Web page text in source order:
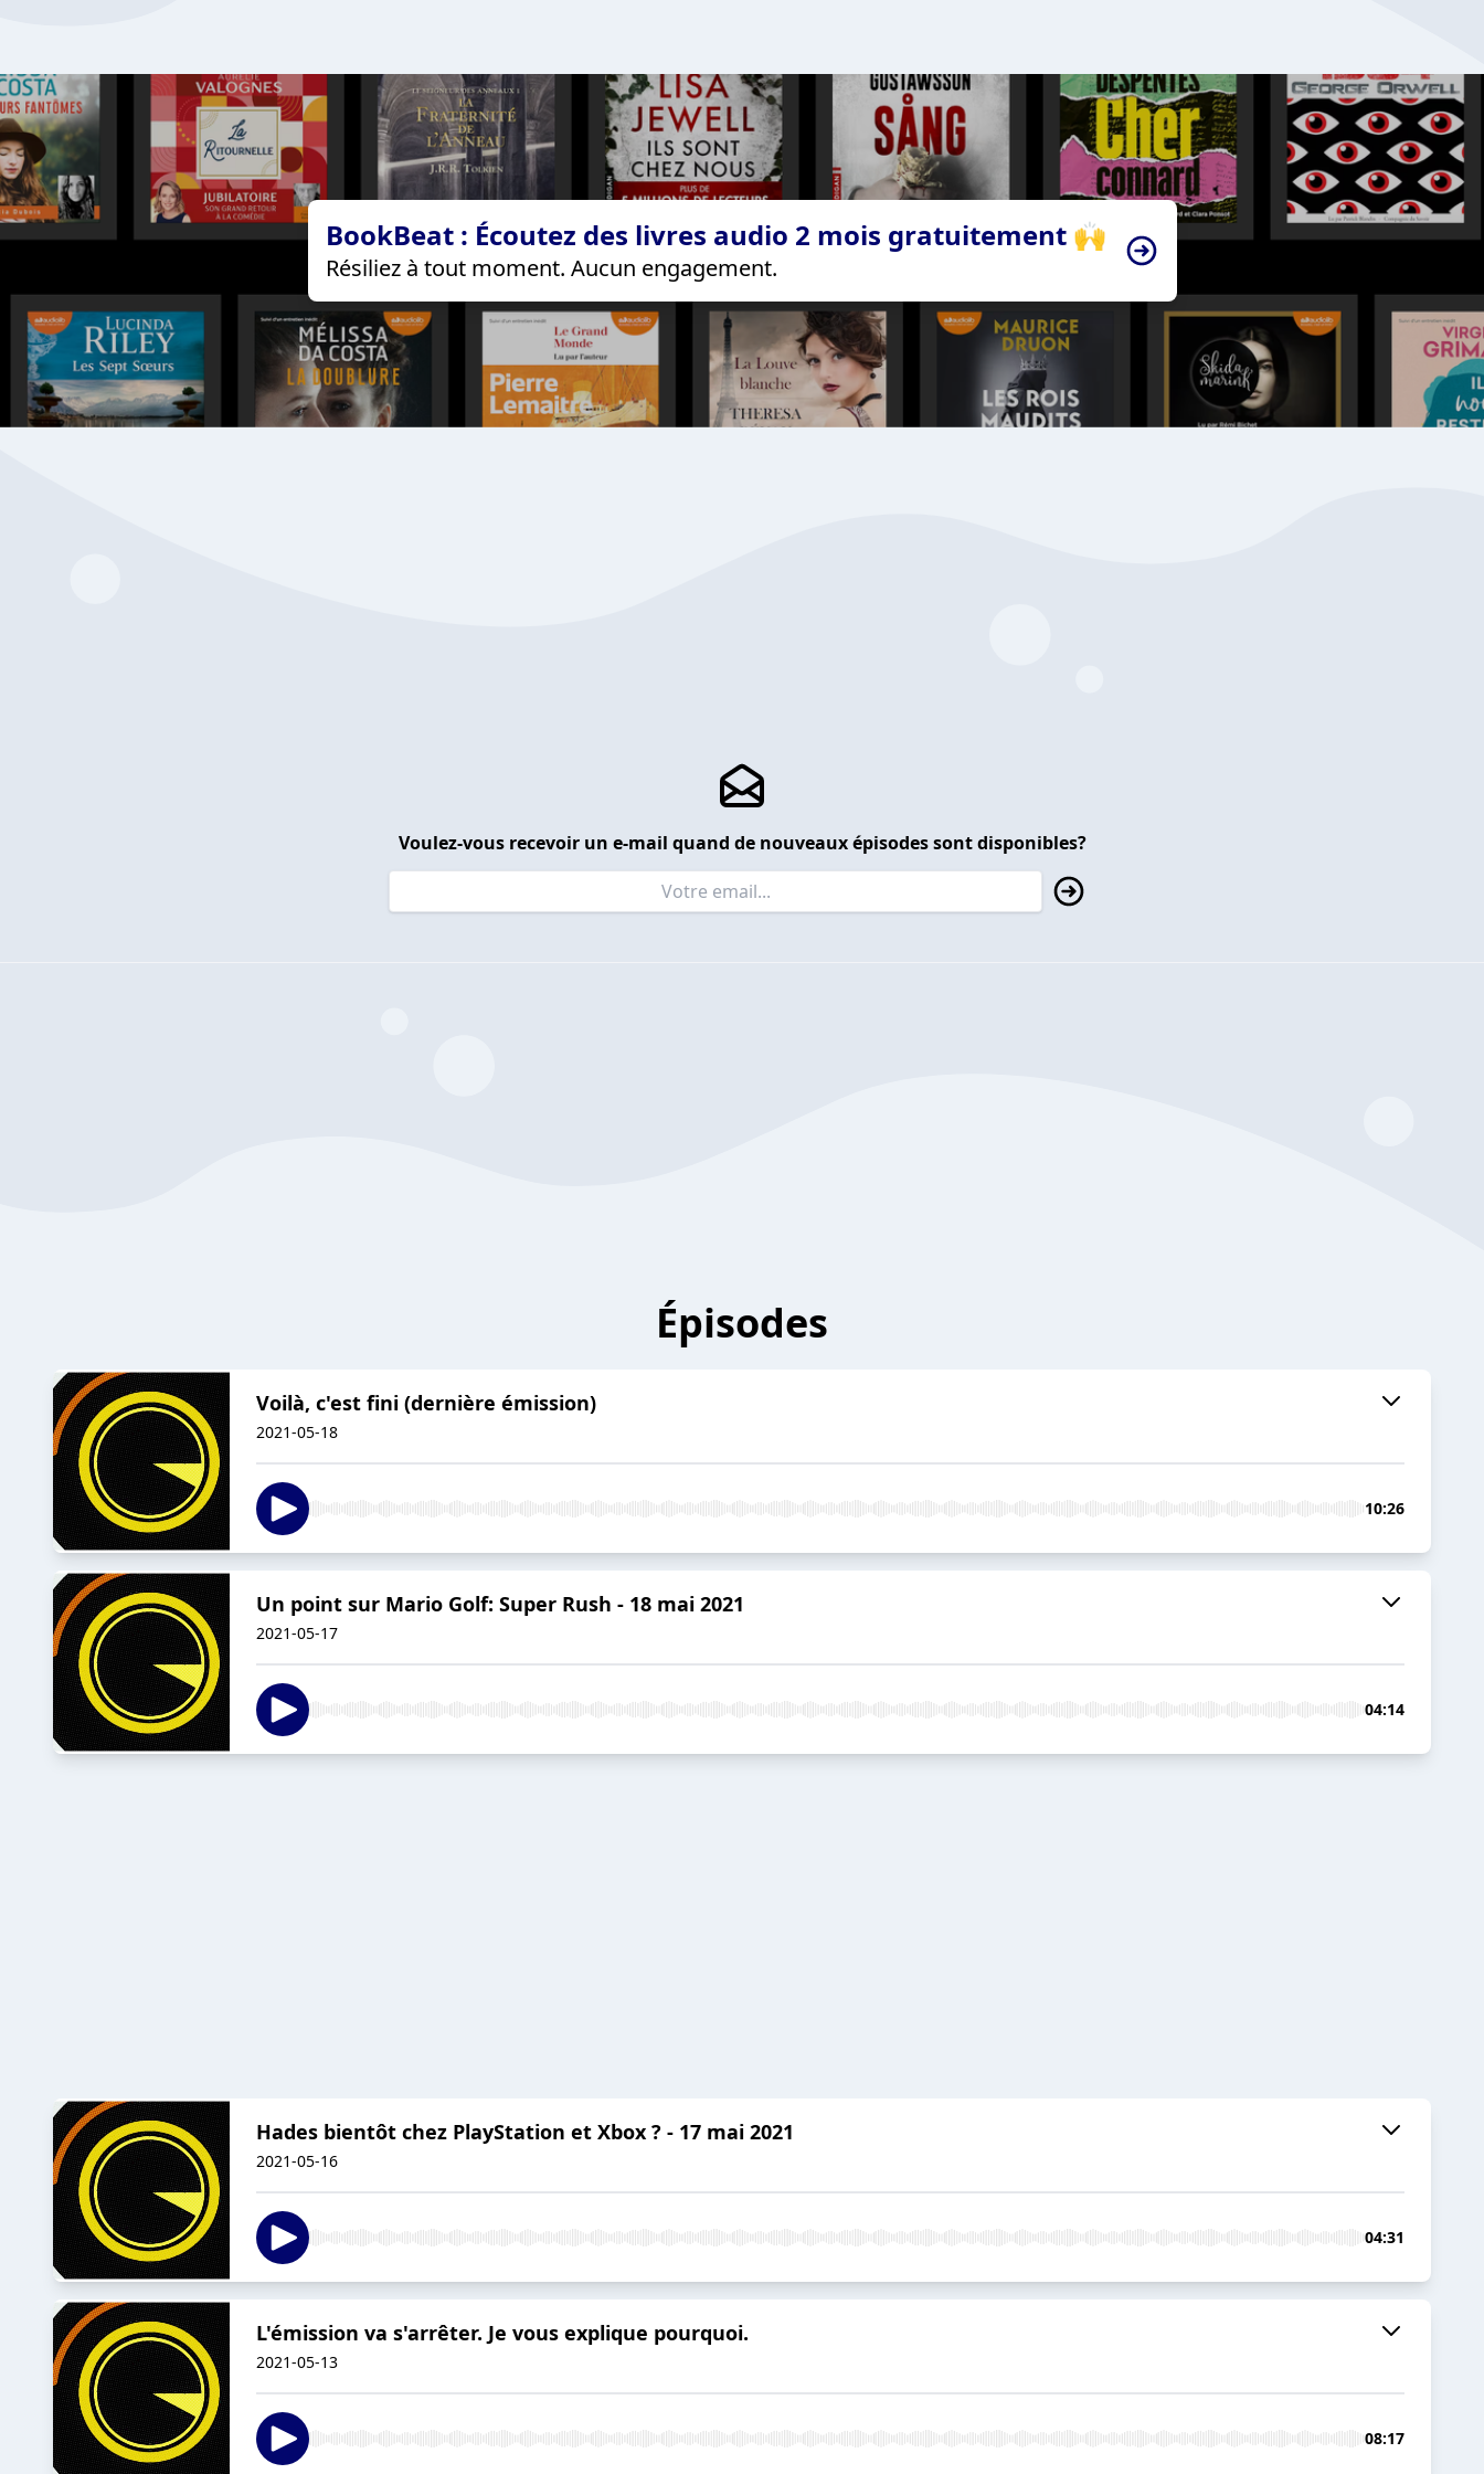
BookBeat : Écoutez des livres audio 2 mois gratuitement 🙌
Résiliez à tout moment. Aucun engagement.
Voulez-vous recevoir un e-mail quand de nouveaux épisodes sont disponibles?
Épisodes
Voilà, c'est fini (dernière émission)
2021-05-18
10:26
Un point sur Mario Golf: Super Rush - 18 mai 2021
2021-05-17
04:14
Hades bientôt chez PlayStation et Xbox ? - 17 mai 2021
2021-05-16
04:31
L'émission va s'arrêter. Je vous explique pourquoi.
2021-05-13
08:17